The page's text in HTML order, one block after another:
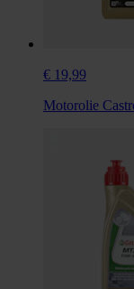
€ 19,99
Motorolie